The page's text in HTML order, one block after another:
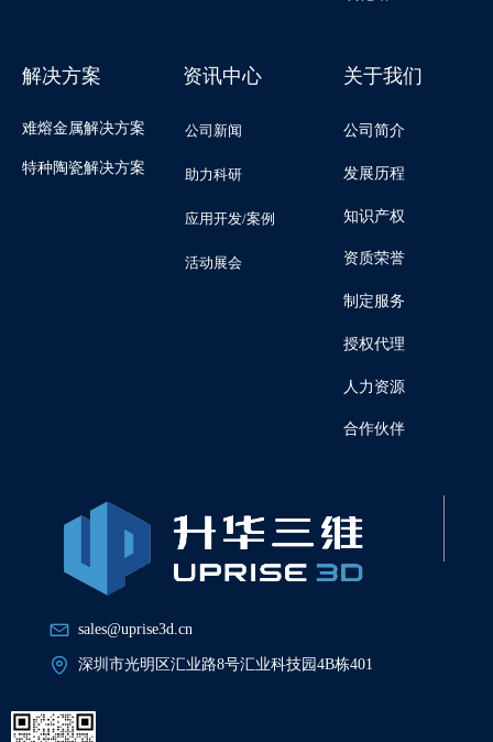
解决方案
难熔金属解决方案
特种陶瓷解决方案
资讯中心
公司新闻
助力科研
应用开发/案例
活动展会
关于我们
公司简介
发展历程
知识产权
资质荣誉
制定服务
授权代理
人力资源
合作伙伴
sales@uprise3d.cn
深圳市光明区汇业路8号汇业科技园4B栋401